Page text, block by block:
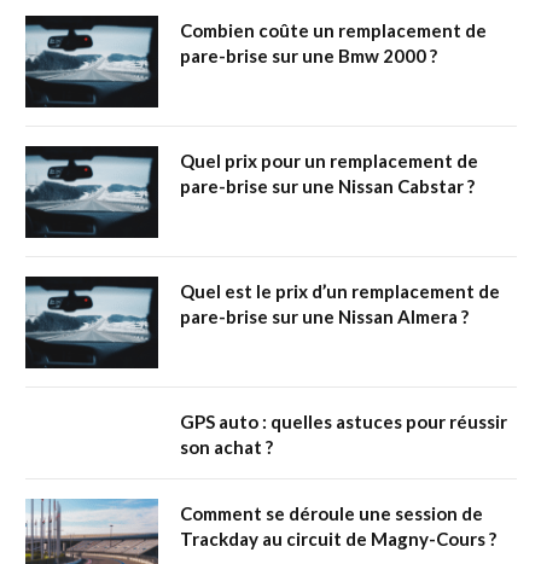
Combien coûte un remplacement de
pare-brise sur une Bmw 2000 ?
Quel prix pour un remplacement de
pare-brise sur une Nissan Cabstar ?
Quel est le prix d’un remplacement de
pare-brise sur une Nissan Almera ?
GPS auto : quelles astuces pour réussir
son achat ?
Comment se déroule une session de
Trackday au circuit de Magny-Cours ?